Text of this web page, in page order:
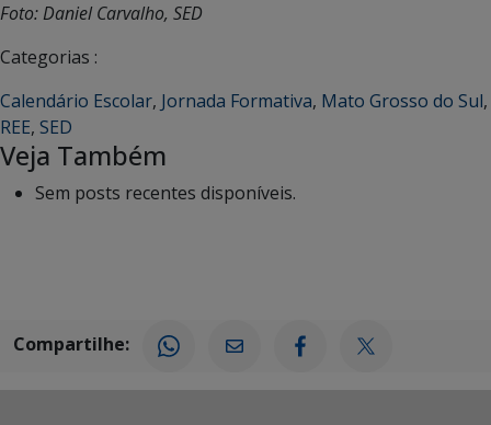
Foto: Daniel Carvalho, SED
Categorias :
Calendário Escolar, Jornada Formativa, Mato Grosso do Sul,
REE, SED
Veja Também
Sem posts recentes disponíveis.
Compartilhe: